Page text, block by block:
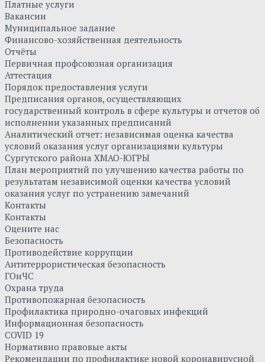
Платные услуги
Вакансии
Муниципальное задание
Финансово-хозяйственная деятельность
Отчёты
Первичная профсоюзная организация
Аттестация
Порядок предоставления услуги
Предписания органов, осуществляющих
государственный контроль в сфере культуры и отчетов об
исполнении указанных предписаний
Аналитический отчет: независимая оценка качества
условий оказания услуг организациями культуры
Сургутского района ХМАО-ЮГРЫ
План мероприятий по улучшению качества работы по
результатам независимой оценки качества условий
оказания услуг по устранению замечаний
Контакты
Контакты
Оцените нас
Безопасность
Противодействие коррупции
Антитеррористическая безопасность
ГОиЧС
Охрана труда
Противопожарная безопасность
Профилактика природно-очаговых инфекций
Информационная безопасность
COVID 19
Нормативно правовые акты
Рекомендации по профилактике новой коронавирусной